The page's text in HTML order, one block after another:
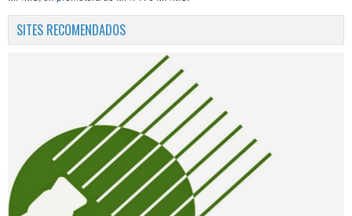
SITES RECOMENDADOS